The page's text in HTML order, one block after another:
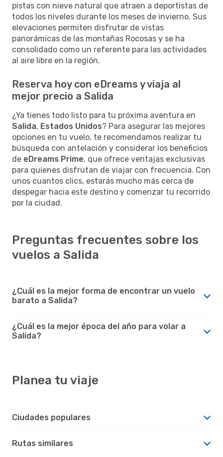
pistas con nieve natural que atraen a deportistas de
todos los niveles durante los meses de invierno. Sus
elevaciones permiten disfrutar de vistas
panorámicas de las montañas Rocosas y se ha
consolidado como un referente para las actividades
al aire libre en la región.
Reserva hoy con eDreams y viaja al
mejor precio a Salida
¿Ya tienes todo listo para tu próxima aventura en
Salida, Estados Unidos? Para asegurar las mejores
opciones en tu vuelo, te recomendamos realizar tu
búsqueda con antelación y considerar los beneficios
de eDreams Prime, que ofrece ventajas exclusivas
para quienes disfrutan de viajar con frecuencia. Con
unos cuantos clics, estarás mucho más cerca de
despegar hacia este destino y comenzar tu recorrido
por la ciudad.
Preguntas frecuentes sobre los
vuelos a Salida
¿Cuál es la mejor forma de encontrar un vuelo
barato a Salida?
¿Cuál es la mejor época del año para volar a
Salida?
Planea tu viaje
Ciudades populares
Rutas similares